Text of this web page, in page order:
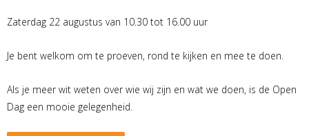
Zaterdag 22 augustus van 10.30 tot 16.00 uur
Je bent welkom om te proeven, rond te kijken en mee te doen.
Als je meer wit weten over wie wij zijn en wat we doen, is de Open
Dag een mooie gelegenheid.